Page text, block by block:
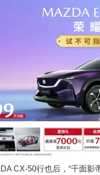
CX‑50行也后，“千面